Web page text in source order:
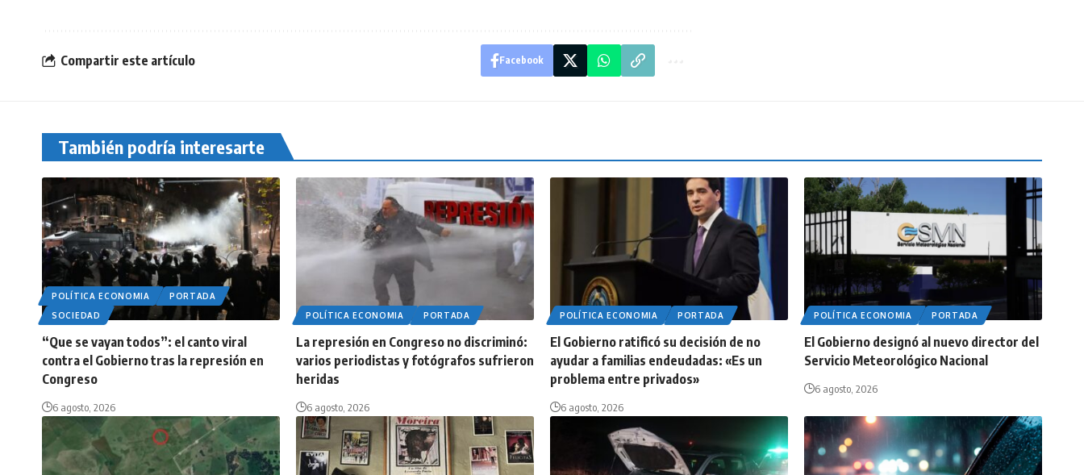
Compartir este artículo Facebook
También podría interesarte
POLÍTICA ECONOMIA
PORTADA
SOCIEDAD
“Que se vayan todos”: el canto viral
contra el Gobierno tras la represión en
Congreso
6 agosto, 2026
POLÍTICA ECONOMIA PORTADA
La represión en Congreso no discriminó:
varios periodistas y fotógrafos sufrieron
heridas
6 agosto, 2026
POLÍTICA ECONOMIA PORTADA
El Gobierno ratificó su decisión de no
ayudar a familias endeudadas: «Es un
problema entre privados»
6 agosto, 2026
POLÍTICA ECONOMIA PORTADA
El Gobierno designó al nuevo director del
Servicio Meteorológico Nacional
6 agosto, 2026